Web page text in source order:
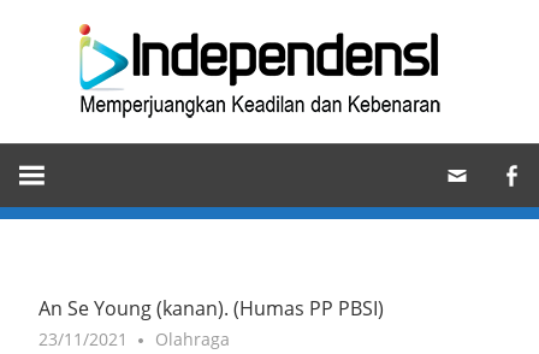
Memperjuangkan
Keadilan
dan
An Se Young (kanan). (Humas PP PBSI)
23/11/2021 Olahraga